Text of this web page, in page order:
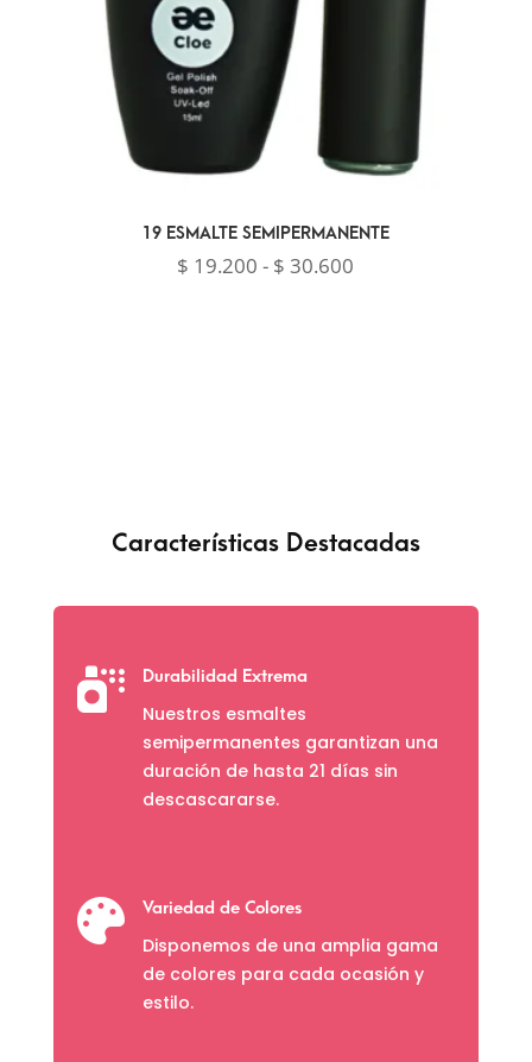
19 ESMALTE SEMIPERMANENTE
$ 19.200 - $ 30.600
Características Destacadas
 Durabilidad Extrema
Nuestros esmaltes
semipermanentes garantizan una
duración de hasta 21 días sin
descascararse.
 Variedad de Colores
Disponemos de una amplia gama
de colores para cada ocasión y
estilo.